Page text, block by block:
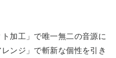
加工」で唯一無二の音源に
ンジ」で斬新な個性を引き